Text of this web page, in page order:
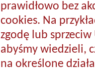
prawidłowo bez
cookies. Na
zgodę lub
abyśmy wiedzieli,
na określone